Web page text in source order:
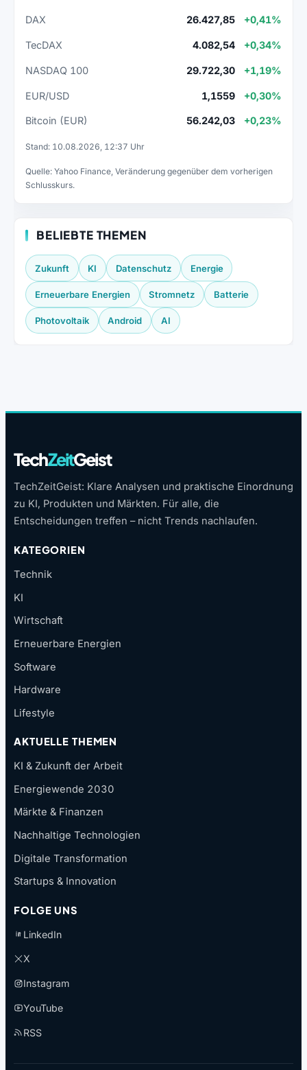
DAX 26.427,85 +0,41%
TecDAX 4.082,54 +0,34%
NASDAQ 100 29.722,30 +1,19%
EUR/USD 1,1559 +0,30%
Bitcoin (EUR) 56.242,03 +0,23%
Stand: 10.08.2026, 12:37 Uhr
Quelle: Yahoo Finance, Veränderung gegenüber dem vorherigen
Schlusskurs.
BELIEBTE THEMEN
Zukunft KI Datenschutz Energie
Erneuerbare Energien Stromnetz Batterie
Photovoltaik Android AI
TechZeitGeist
TechZeitGeist: Klare Analysen und praktische Einordnung
zu KI, Produkten und Märkten. Für alle, die
Entscheidungen treffen – nicht Trends nachlaufen.
KATEGORIEN
Technik
KI
Wirtschaft
Erneuerbare Energien
Software
Hardware
Lifestyle
AKTUELLE THEMEN
KI & Zukunft der Arbeit
Energiewende 2030
Märkte & Finanzen
Nachhaltige Technologien
Digitale Transformation
Startups & Innovation
FOLGE UNS
LinkedIn
X
Instagram
YouTube
RSS